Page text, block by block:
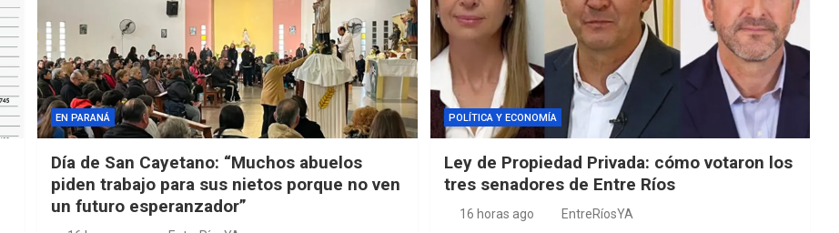
EN PARANÁ
Día de San Cayetano: “Muchos abuelos
piden trabajo para sus nietos porque no ven
un futuro esperanzador”
POLÍTICA Y ECONOMÍA
Ley de Propiedad Privada: cómo votaron los
tres senadores de Entre Ríos
16 horas ago EntreRíosYA